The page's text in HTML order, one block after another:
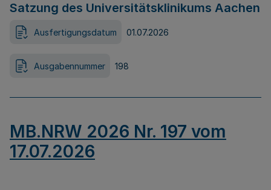
Satzung des Universitätsklinikums Aachen
Ausfertigungsdatum 01.07.2026
Ausgabennummer 198
MB.NRW 2026 Nr. 197 vom
17.07.2026